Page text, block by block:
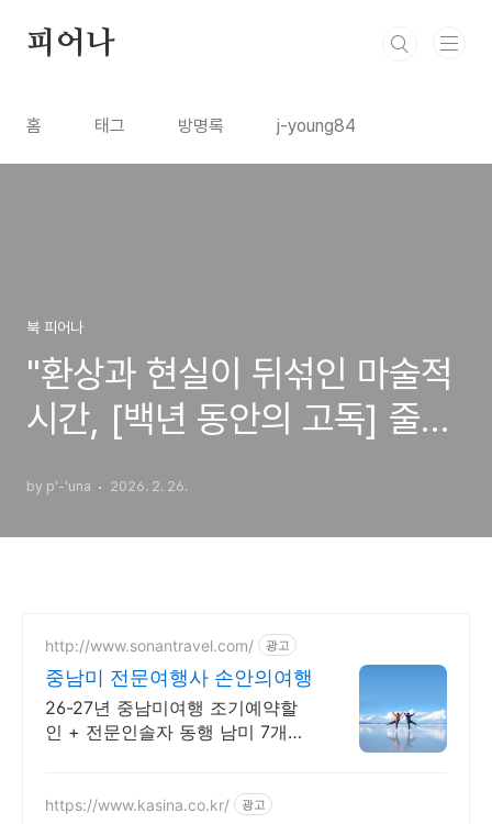
피어나
홈 태그 방명록 j-young84
북 피어나
"환상과 현실이 뒤섞인 마술적
시간, [백년 동안의 고독] 줄거
by p'-'una 2026. 2. 26.
http://www.sonantravel.com/ 광고
중남미 전문여행사 손안의여행
26-27년 중남미여행 조기예약할
인 + 전문인솔자 동행 남미 7개국
https://www.kasina.co.kr/ 광고